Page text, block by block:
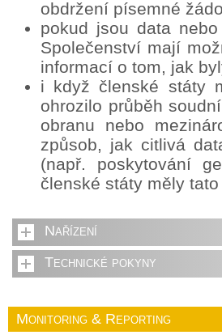
obdržení písemné
pokud jsou data
Společenství mají
informací o tom, jak
i když členské státy
ohrozilo průběh
obranu nebo
způsob, jak citlivá
(např. poskytování
členské státy měly
Nařízení
Technické pokyny
Monitoring & Reporting